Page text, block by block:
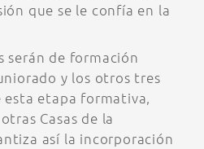
que se le confía en la
serán de formación
y los otros tres
etapa formativa,
Casas de la
así la incorporación